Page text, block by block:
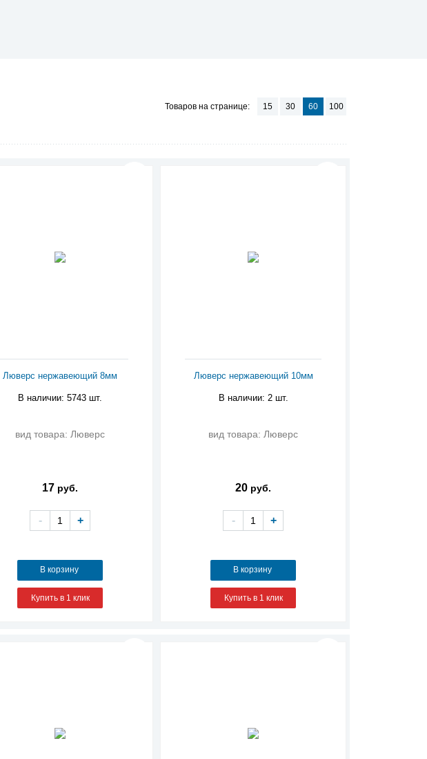
Товаров на странице: 15 30 60 100
Люверс нержавеющий 8мм
В наличии: 5743 шт.
вид товара: Люверс
17 руб.
- +
В корзину
Купить в 1 клик
Люверс нержавеющий 10мм
В наличии: 2 шт.
вид товара: Люверс
20 руб.
- +
В корзину
Купить в 1 клик